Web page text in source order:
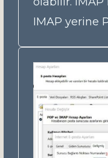
IMAP yerine